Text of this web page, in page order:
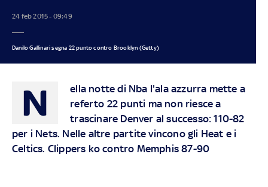
24 feb 2015 - 09:49
Danilo Gallinari segna 22 punto contro Brooklyn (Getty)
N
ella notte di Nba l'ala azzurra mette a
referto 22 punti ma non riesce a
trascinare Denver al successo: 110-82
per i Nets. Nelle altre partite vincono gli Heat e i
Celtics. Clippers ko contro Memphis 87-90